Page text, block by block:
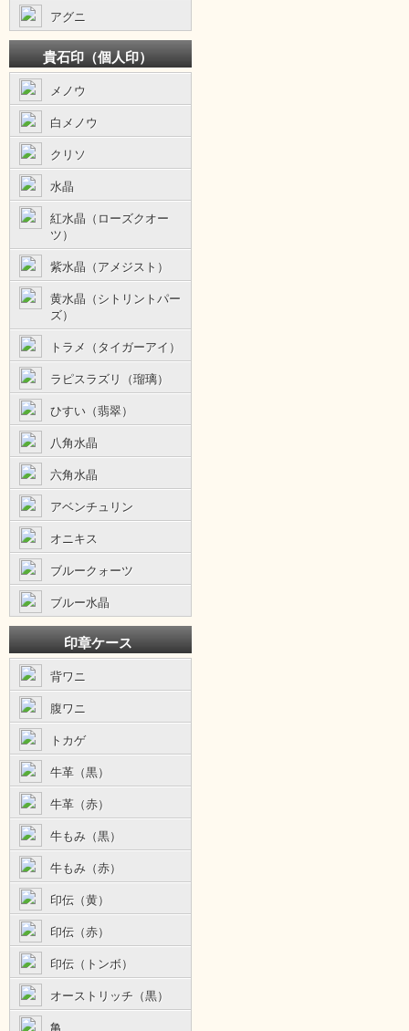
アグニ
貴石印（個人印）
メノウ
白メノウ
クリソ
水晶
紅水晶（ローズクオー
ツ）
紫水晶（アメジスト）
黄水晶（シトリントパー
ズ）
トラメ（タイガーアイ）
ラピスラズリ（瑠璃）
ひすい（翡翠）
八角水晶
六角水晶
アベンチュリン
オニキス
ブルークォーツ
ブルー水晶
印章ケース
背ワニ
腹ワニ
トカゲ
牛革（黒）
牛革（赤）
牛もみ（黒）
牛もみ（赤）
印伝（黄）
印伝（赤）
印伝（トンボ）
オーストリッチ（黒）
亀